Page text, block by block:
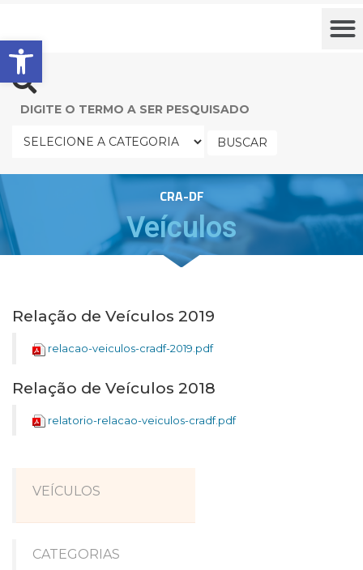
Barra de Ferramentas Aberta
BUSCAR
CRA-DF
Veículos
Relação de Veículos 2019
relacao-veiculos-cradf-2019.pdf
Relação de Veículos 2018
relatorio-relacao-veiculos-cradf.pdf
VEÍCULOS
CATEGORIAS